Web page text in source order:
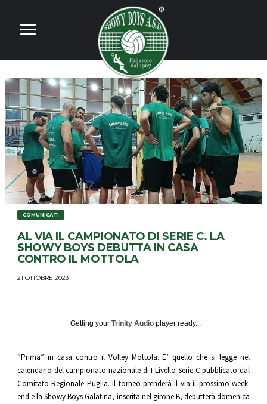
COMUNICATI
AL VIA IL CAMPIONATO DI SERIE C. LA
SHOWY BOYS DEBUTTA IN CASA
CONTRO IL MOTTOLA
21 OTTOBRE 2023
Getting your Trinity Audioplayer ready...
“Prima” in casa contro il Volley Mottola. E’ quello che si legge nel
calendario del campionato nazionale di I Livello Serie C pubblicato dal
Comitato Regionale Puglia. Il torneo prenderà il via il prossimo week-
end e la Showy Boys Galatina, inserita nel girone B, debutterà domenica